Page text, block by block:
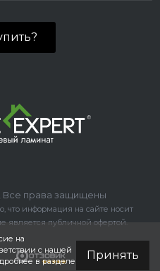
права защищены
информация на сайте носит
является публичной офертой.
на
с нашей
в разделе
Принять